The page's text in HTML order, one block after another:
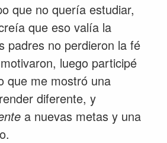
que no quería estudiar,
que eso valía la
padres no perdieron la fé
luego participé
que me mostró una
diferente, y
a nuevas metas y una